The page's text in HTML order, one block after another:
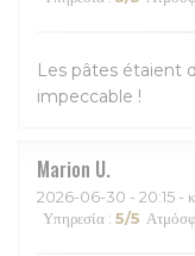
Les pâtes étaient
impeccable !
Marion U
2026-06-30 - 20:15 -
Υπηρεσία : 5/5